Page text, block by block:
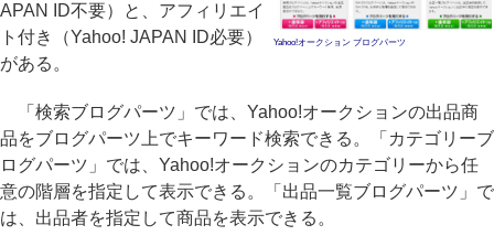
Yahoo!オークション ブログパーツ
APAN ID不要）と、アフィリエイ
ト付き（Yahoo! JAPAN ID必要）
がある。
「検索ブログパーツ」では、Yahoo!オークションの出品商
品をブログパーツ上でキーワード検索できる。「カテゴリーブ
ログパーツ」では、Yahoo!オークションのカテゴリーから任
意の階層を指定して表示できる。「出品一覧ブログパーツ」で
は、出品者を指定して商品を表示できる。